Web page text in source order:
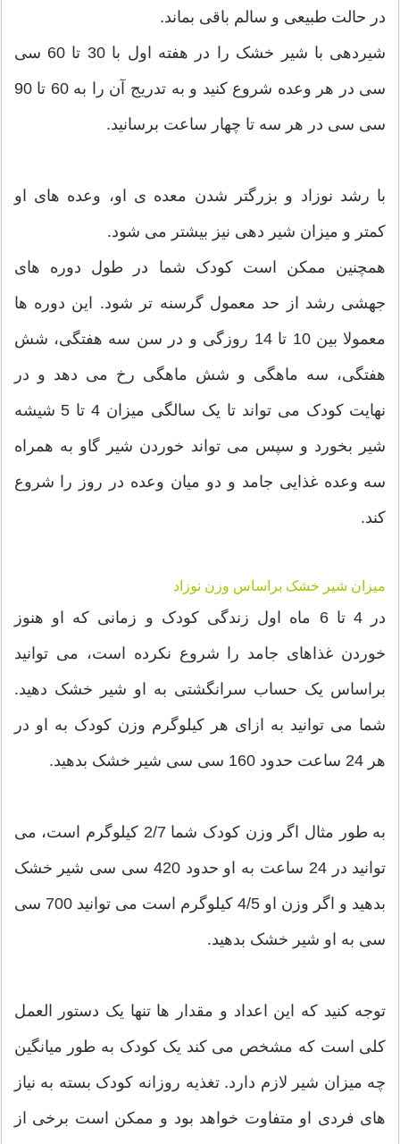
در حالت طبیعی و سالم باقی بماند.
شیردهی با شیر خشک را در هفته اول با 30 تا 60 سی
سی در هر وعده شروع کنید و به تدریج آن را به 60 تا 90
سی سی در هر سه تا چهار ساعت برسانید.
با رشد نوزاد و بزرگتر شدن معده ی او، وعده های او
کمتر و میزان شیر دهی نیز بیشتر می شود.
همچنین ممکن است کودک شما در طول دوره های
جهشی رشد از حد معمول گرسنه تر شود. این دوره ها
معمولا بین 10 تا 14 روزگی و در سن سه هفتگی، شش
هفتگی، سه ماهگی و شش ماهگی رخ می دهد و در
نهایت کودک می تواند تا یک سالگی میزان 4 تا 5 شیشه
شیر بخورد و سپس می تواند خوردن شیر گاو به همراه
سه وعده غذایی جامد و دو میان وعده در روز را شروع
کند.
میزان شیر خشک براساس وزن نوزاد
در 4 تا 6 ماه اول زندگی کودک و زمانی که او هنوز
خوردن غذاهای جامد را شروع نکرده است، می توانید
براساس یک حساب سرانگشتی به او شیر خشک دهید.
شما می توانید به ازای هر کیلوگرم وزن کودک به او در
هر 24 ساعت حدود 160 سی سی شیر خشک بدهید.
به طور مثال اگر وزن کودک شما 2/7 کیلوگرم است، می
توانید در 24 ساعت به او حدود 420 سی سی شیر خشک
بدهید و اگر وزن او 4/5 کیلوگرم است می توانید 700 سی
سی به او شیر خشک بدهید.
توجه کنید که این اعداد و مقدار ها تنها یک دستور العمل
کلی است که مشخص می کند یک کودک به طور میانگین
چه میزان شیر لازم دارد. تغذیه روزانه کودک بسته به نیاز
های فردی او متفاوت خواهد بود و ممکن است برخی از